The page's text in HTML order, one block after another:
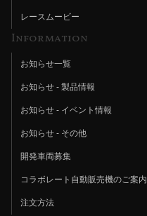
レースムービー
Information
お知らせ一覧
お知らせ - 製品情報
お知らせ - イベント情報
お知らせ - その他
開発車両募集
コラボレート自動販売機のご案内
注文方法